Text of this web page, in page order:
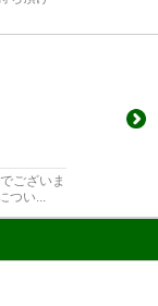
ございま
つい...